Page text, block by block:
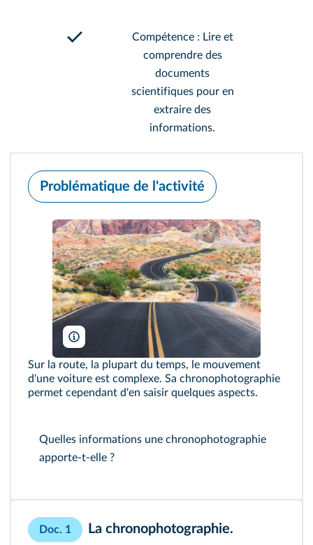
Compétence : Lire et
comprendre des
documents
scientifiques pour en
extraire des
informations.
Problématique de l'activité
TFoxFoto/Shutterstock
Sur la route, la plupart du temps, le mouvement
d'une voiture est complexe. Sa chronophotographie
permet cependant d'en saisir quelques aspects.
Quelles informations une chronophotographie
apporte-t-elle ?
Doc. 1 La chronophotographie.